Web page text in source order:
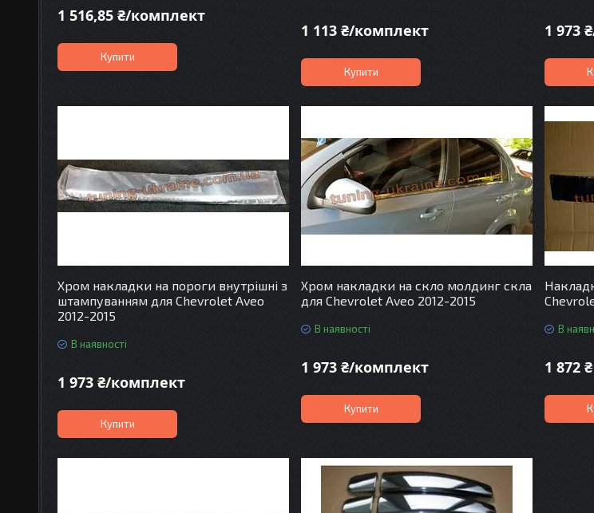
1 516,85 ₴/комплект
Купити
1 113 ₴/комплект
Купити
1 973
Хром накладки на пороги внутрішні з
штампуванням для Chevrolet Aveo
2012-2015
В наявності
1 973 ₴/комплект
Купити
Хром накладки на скло молдинг скла
для Chevrolet Aveo 2012-2015
В наявності
1 973 ₴/комплект
Купити
В
1 872 ₴